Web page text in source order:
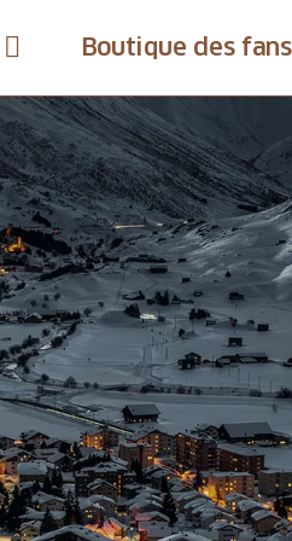
Boutique des fans